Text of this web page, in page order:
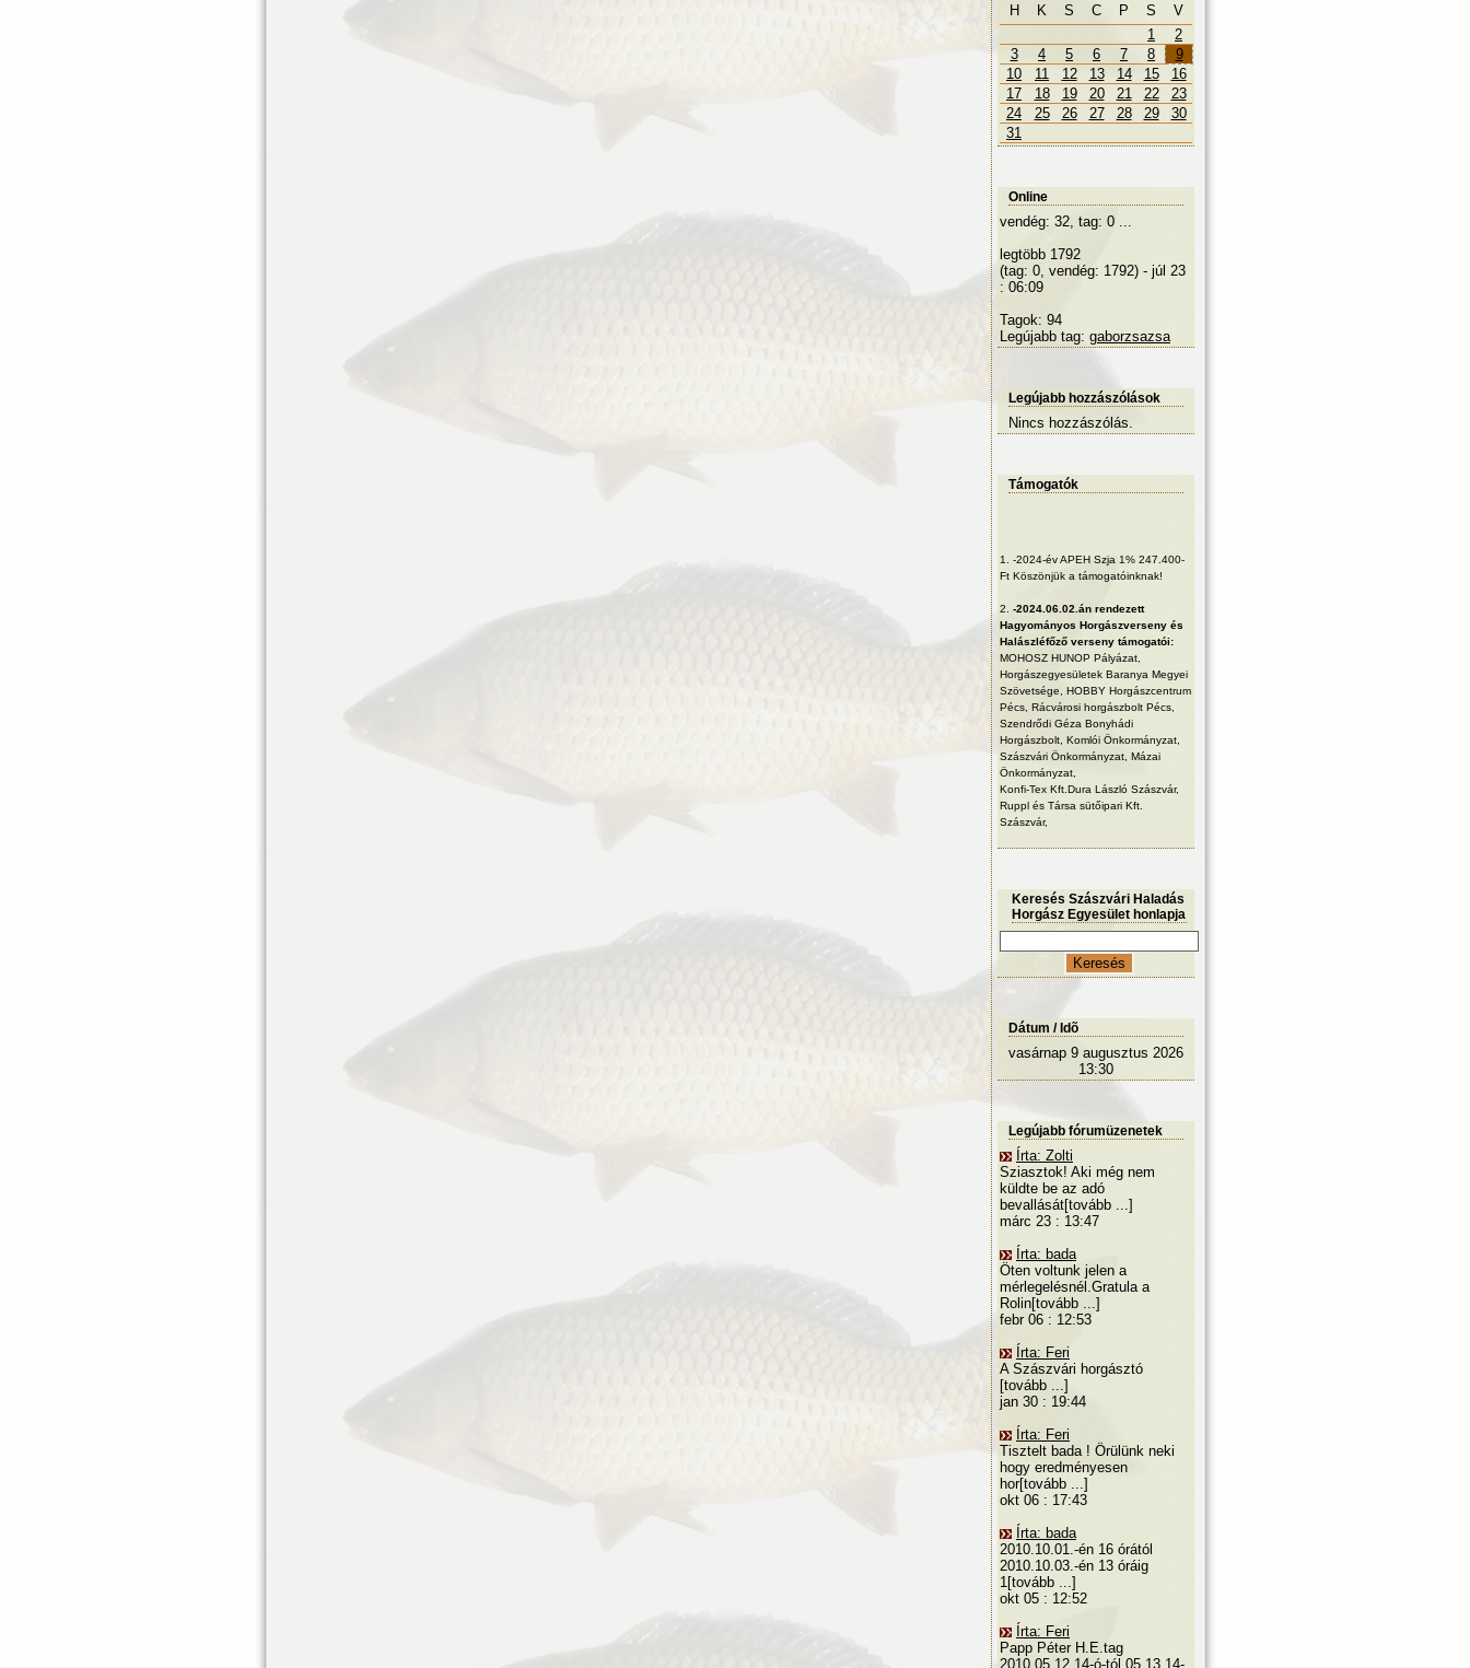
H K S C P S
V
1
2
3
4 5 6 7 8
9
10
11 12 13 14 15
16
17
18 19 20 21 22
23
24
25 26 27 28 29
30
31
Online
vendég: 32, tag: 0 ...
legtöbb 1792
(tag: 0, vendég: 1792) - júl 23
: 06:09
Tagok: 94
Legújabb tag: gaborzsazsa
Legújabb hozzászólások
Nincs hozzászólás.
Támogatók
1.
-2024-év APEH Szja 1% 247.400-
Ft Köszönjük a támogatóinknak!
2.
-2024.06.02.án rendezett
Hagyományos Horgászverseny és
Halászléfőző verseny támogatói:
MOHOSZ HUNOP Pályázat,
Horgászegyesületek Baranya Megyei
Szövetsége, HOBBY Horgászcentrum
Pécs, Rácvárosi horgászbolt Pécs,
Szendrődi Géza Bonyhádi
Horgászbolt, Komlói Önkormányzat,
Szászvári Önkormányzat, Mázai
Önkormányzat,
Konfi-Tex Kft.Dura László Szászvár,
Ruppl és Társa sütőipari Kft.
Szászvár,
Keresés Szászvári Haladás
Horgász Egyesület honlapja
Dátum / Idõ
vasárnap 9 augusztus 2026
13:30
Legújabb fórumüzenetek
Írta: Zolti
Sziasztok! Aki még nem
küldte be az adó
bevallását[tovább ...]
márc 23 : 13:47
Írta: bada
Öten voltunk jelen a
mérlegelésnél.Gratula a
Rolin[tovább ...]
febr 06 : 12:53
Írta: Feri
A Szászvári horgásztó
[tovább ...]
jan 30 : 19:44
Írta: Feri
Tisztelt bada ! Örülünk neki
hogy eredményesen
hor[tovább ...]
okt 06 : 17:43
Írta: bada
2010.10.01.-én 16 órától
2010.10.03.-én 13 óráig
1[tovább ...]
okt 05 : 12:52
Írta: Feri
Papp Péter H.E.tag
2010.05.12.14-ó-tól 05.13.14-